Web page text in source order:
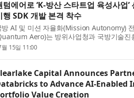
텀에어로 ‘K-방산 스타트업 육성사업
행 SDK 개발 본격 착수
방 AI 및 미션 자율화(Mission Autonomy)
Aero)는 방위사업청과 국방기술진
‘2026년 K-방산 스타트업 1단계 육성사업
월 15일 11:00
Capital Announces
to Advance AI-Enabled
Value Creation